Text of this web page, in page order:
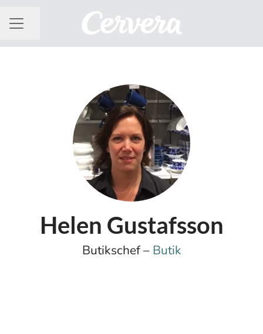
KARRIÄRMENY
Dela sidan
Helen Gustafsson
Butikschef – Butik